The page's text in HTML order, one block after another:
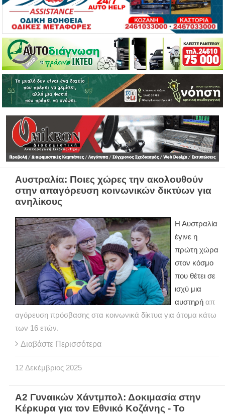
Αυστραλία: Ποιες χώρες την ακολουθούν
στην απαγόρευση κοινωνικών δικτύων για
ανηλίκους
Η Αυστραλία
έγινε η
πρώτη χώρα
στον κόσμο
που θέτει σε
ισχύ μια
αυστηρή απ
αγόρευση πρόσβασης στα κοινωνικά δίκτυα για άτομα κάτω
των 16 ετών.
Διαβάστε Περισσότερα
12 Δεκέμβριος 2025
Α2 Γυναικών Χάντμπολ: Δοκιμασία στην
Κέρκυρα για τον Εθνικό Κοζάνης - Το